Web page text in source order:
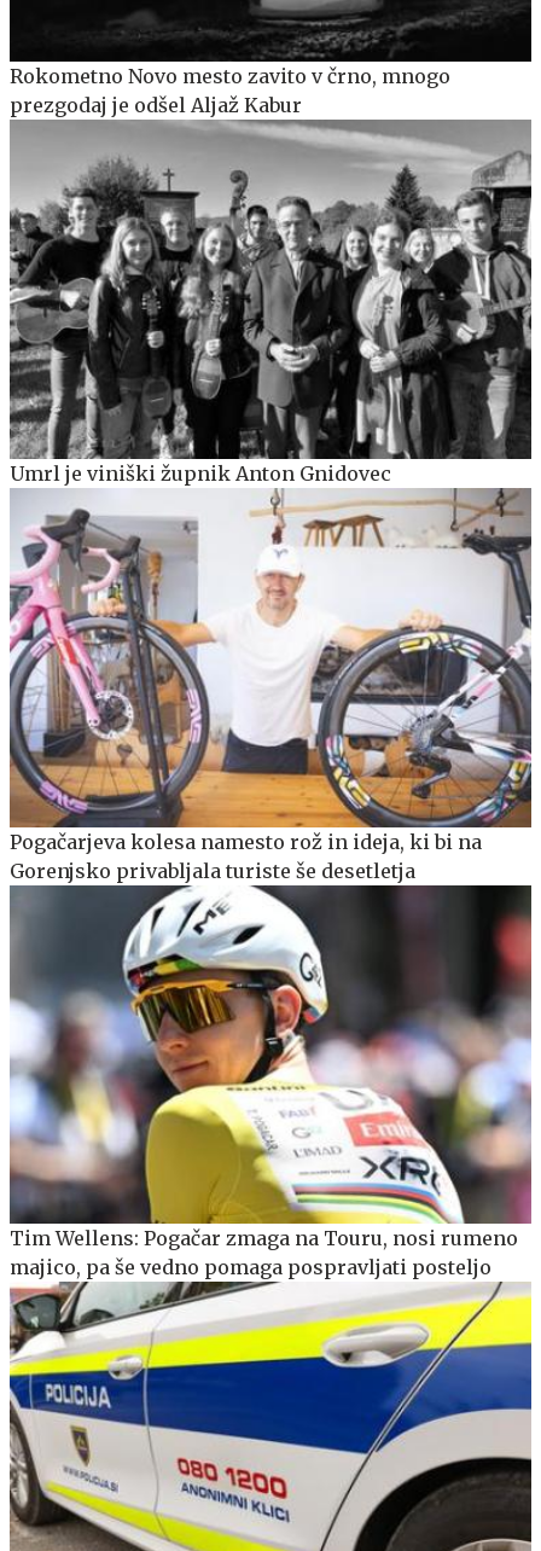
Rokometno Novo mesto zavito v črno, mnogo
prezgodaj je odšel Aljaž Kabur
Umrl je viniški župnik Anton Gnidovec
Pogačarjeva kolesa namesto rož in ideja, ki bi na
Gorenjsko privabljala turiste še desetletja
Tim Wellens: Pogačar zmaga na Touru, nosi rumeno
majico, pa še vedno pomaga pospravljati posteljo